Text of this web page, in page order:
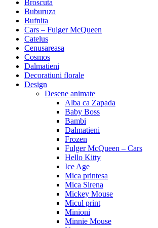
Broscuta
Buburuza
Bufnita
Cars – Fulger McQueen
Catelus
Cenusareasa
Cosmos
Dalmatieni
Decoratiuni florale
Design
Desene animate
Alba ca Zapada
Baby Boss
Bambi
Dalmatieni
Frozen
Fulger McQueen – Cars
Hello Kitty
Ice Age
Mica printesa
Mica Sirena
Mickey Mouse
Micul print
Minioni
Minnie Mouse